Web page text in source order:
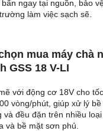
ngay tại nguồn, bảo
làm việc sạch sẽ.
mua máy chà
GSS 18 V-LI
với động cơ 18V cho
vòng/phút, giúp xử lý
và đều đặn trên nhiều
và bề mặt sơn phủ.